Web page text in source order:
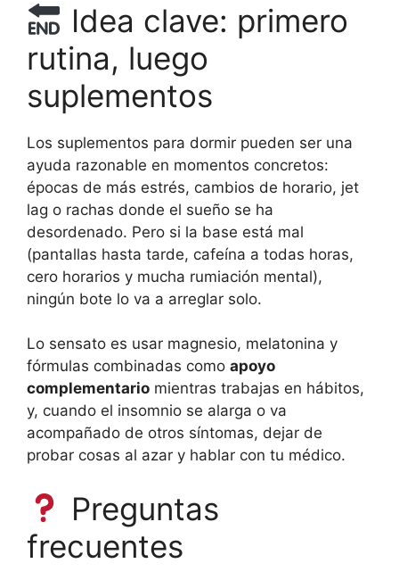
Idea clave: primero
rutina, luego
suplementos
Los suplementos para dormir pueden ser una
ayuda razonable en momentos concretos:
épocas de más estrés, cambios de horario, jet
lag o rachas donde el sueño se ha
desordenado. Pero si la base está mal
(pantallas hasta tarde, cafeína a todas horas,
cero horarios y mucha rumiación mental),
ningún bote lo va a arreglar solo.
Lo sensato es usar magnesio, melatonina y
fórmulas combinadas como apoyo
complementario mientras trabajas en hábitos,
y, cuando el insomnio se alarga o va
acompañado de otros síntomas, dejar de
probar cosas al azar y hablar con tu médico.
Preguntas
frecuentes